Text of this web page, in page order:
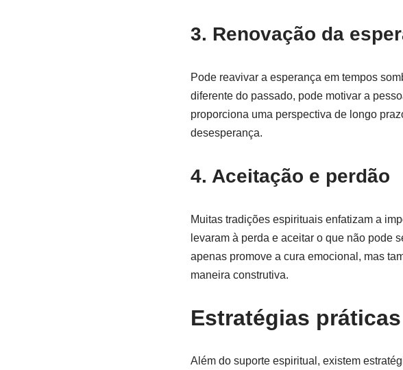
3. Renovação da
Pode reavivar a esperança em tempos
diferente do passado, pode motivar a
proporciona uma perspectiva de longo
desesperança.
4. Aceitação e perdão
Muitas tradições espirituais enfatizam a
levaram à perda e aceitar o que não pode
apenas promove a cura emocional, mas
maneira construtiva.
Estratégias
Além do suporte espiritual, existem